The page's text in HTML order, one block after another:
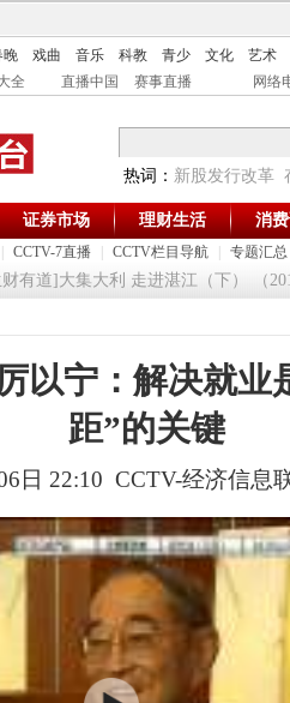
晚 戏曲 音乐 科教 青少 文化
艺术
全 直播中国 赛事直播 网络
热词： 新股发行改革
CCTV-7直播 CCTV栏目导航 专题汇总
证券市场 理财生活 消
有道]大集大利 走进湛江（下） （
以宁：解决就业
距”的关键
日 22:10 CCTV-经济信息